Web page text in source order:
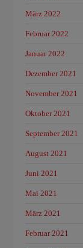
März 2022
Februar 2022
Januar 2022
Dezember 2021
November 2021
Oktober 2021
September 2021
August 2021
Juni 2021
Mai 2021
März 2021
Februar 2021